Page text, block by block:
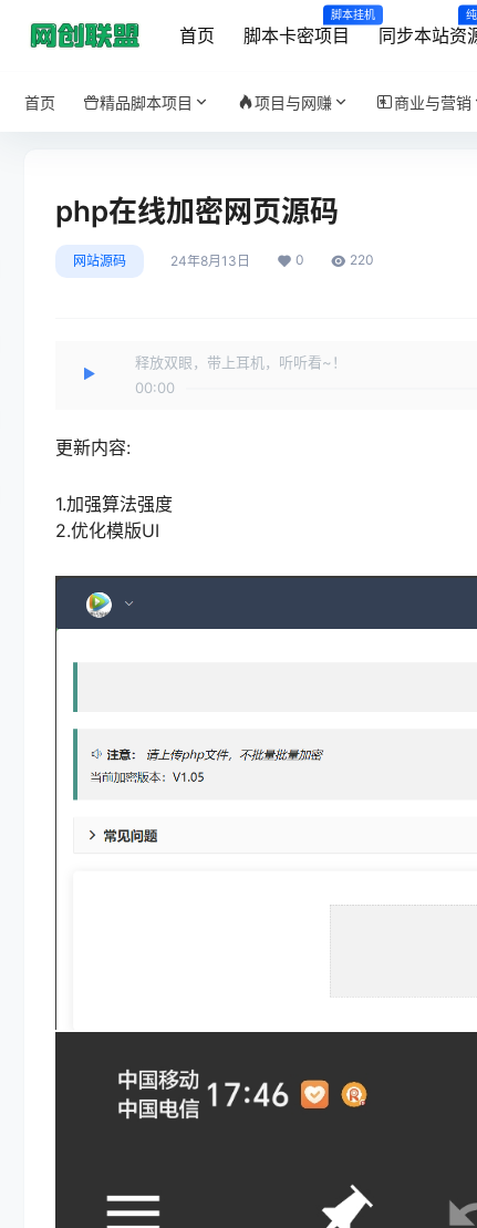
首页 脚本卡密项目
脚本挂机
同步本站资
首页 精品脚本项目 项目与网赚 商业与营销
php在线加密网页源码
网站源码 24年8月13日 0 220
释放双眼，带上耳机，听听看~！
00:00
更新内容:
1.加强算法强度
2.优化模版UI